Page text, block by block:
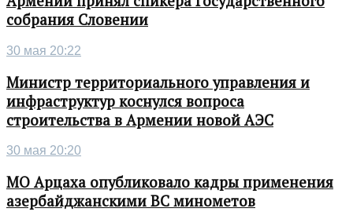
собрания Словении
30 мая 20:22
Министр территориального управления и
инфраструктур коснулся вопроса
строительства в Армении новой АЭС
30 мая 20:20
МО Арцаха опубликовало кадры применения
азербайджанскими ВС минометов